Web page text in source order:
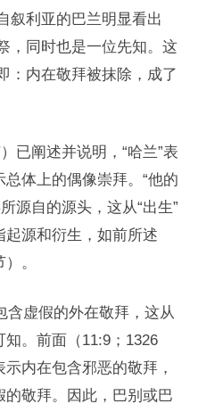
叙利亚的巴兰明显看出
，同时也是一位先知。这
：内在敬拜被抹除，成了
已阐述并说明，“哈兰”表
总体上的偶像崇拜。“他的
源自的源头，这从“出生”
起源和衍生，如前所述
。
含虚假的外在敬拜，这从
知。前面（11:9；1326
内在包含邪恶的敬拜，
的敬拜。因此，巴别或巴